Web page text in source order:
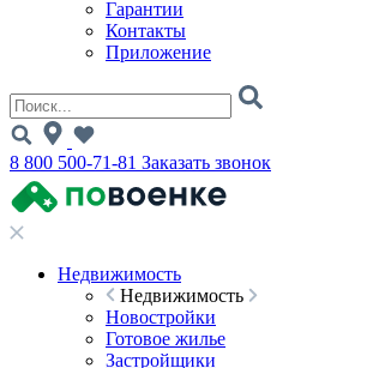
Гарантии
Контакты
Приложение
8 800 500-71-81 Заказать звонок
Недвижимость
Недвижимость
Новостройки
Готовое жилье
Застройщики